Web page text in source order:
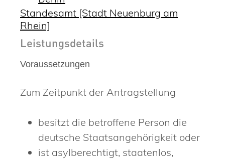
Standesamt [Stadt Neuenburg am
Rhein]
Leistungsdetails
Voraussetzungen
Zum Zeitpunkt der Antragstellung
besitzt die betroffene Person die
deutsche Staatsangehörigkeit oder
ist asylberechtigt, staatenlos,